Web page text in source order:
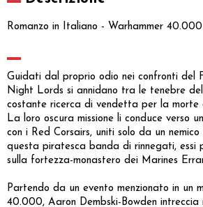
Romanzo in Italiano - Warhammer
Guidati dal proprio odio nei confronti del
Night Lords si annidano tra le tenebre
costante ricerca di vendetta per la morte
La loro oscura missione li conduce verso
con i Red Corsairs, uniti solo da un nemico
questa piratesca banda di rinnegati, essi
sulla fortezza-monastero dei Marines
Partendo da un evento menzionato in un
40.000, Aaron Dembski-Bowden intreccia